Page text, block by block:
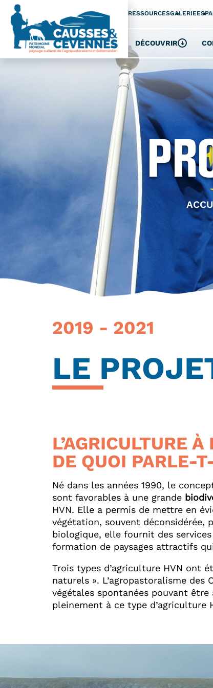
Confort
RESSOURCESGALERIE
DÉCOUVRIR
2019 - 2021
LE
L’AGRICULTURE
DE QUOI PARLE-
Né dans les années 1990, le
sont favorables à une grande
HVN. Elle a permis de mettre en
végétation, souvent déconsidérée,
biologique, elle fournit des
formation de paysages attractifs
Trois types d’agriculture HVN ont
naturels ». L’agropastoralisme des
végétales spontanées pouvant
pleinement à ce type d’agriculture